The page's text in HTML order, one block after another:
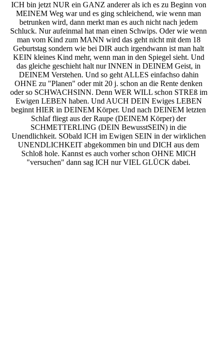
ICH bin jetzt NUR ein GANZ anderer als ich es zu Beginn von
MEINEM Weg war und es ging schleichend, wie wenn man
betrunken wird, dann merkt man es auch nicht nach jedem
Schluck. Nur aufeinmal hat man einen Schwips. Oder wie wenn
man vom Kind zum MANN wird das geht nicht mit dem 18
Geburtstag sondern wie bei DIR auch irgendwann ist man halt
KEIN kleines Kind mehr, wenn man in den Spiegel sieht. Und
das gleiche geschieht halt nur INNEN in DEINEM Geist, in
DEINEM Verstehen. Und so geht ALLES einfachso dahin
OHNE zu "Planen" oder mit 20 j. schon an die Rente denken
oder so SCHWACHSINN. Denn WER WILL schon STREß im
Ewigen LEBEN haben. Und AUCH DEIN Ewiges LEBEN
beginnt HIER in DEINEM Körper. Und nach DEINEM letzten
Schlaf fliegt aus der Raupe (DEINEM Körper) der
SCHMETTERLING (DEIN BewusstSEIN) in die
Unendlichkeit. SObald ICH im Ewigen SEIN in der wirklichen
UNENDLICHKEIT abgekommen bin und DICH aus dem
Schloß hole. Kannst es auch vorher schon OHNE MICH
"versuchen" dann sag ICH nur VIEL GLÜCK dabei.